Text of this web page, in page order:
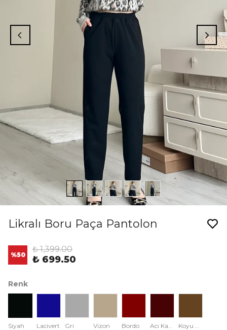
Likralı Boru Paça Pantolon
%50
₺ 1,399.00
₺ 699.50
Renk
Siyah Lacivert Gri Vizon Bordo Acı Kahve Koyu Kahve